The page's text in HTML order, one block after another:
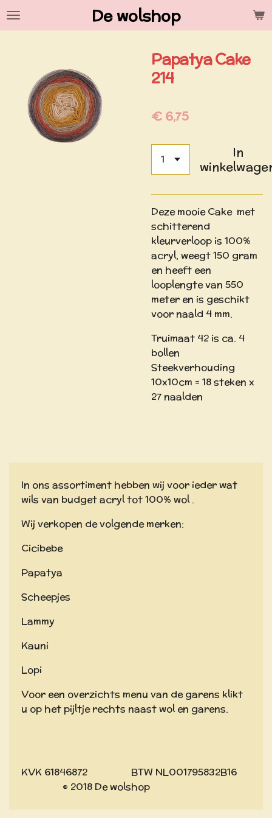
Ga
hoofdinhoud
De wolshop
Papatya Cake
214
€ 6,75
In
Deze mooie Cake met
schitterend
kleurverloop is 100%
acryl, weegt 150 gram
en heeft een
looplengte van 550
meter en is geschikt
voor naald 4 mm.
Truimaat 42 is ca. 4
bollen
Steekverhouding
10x10cm = 18 steken x
27 naalden
In ons assortiment hebben wij voor ieder wat
wils van budget acryl tot 100% wol .
Wij verkopen de volgende merken:
Cicibebe
Papatya
Scheepjes
Lammy
Kauni
Lopi
Voor een overzichts menu van de garens klikt
u op het pijltje rechts naast wol en garens.
KVK 61846872 BTW NL001795832B16
© 2018 De wolshop